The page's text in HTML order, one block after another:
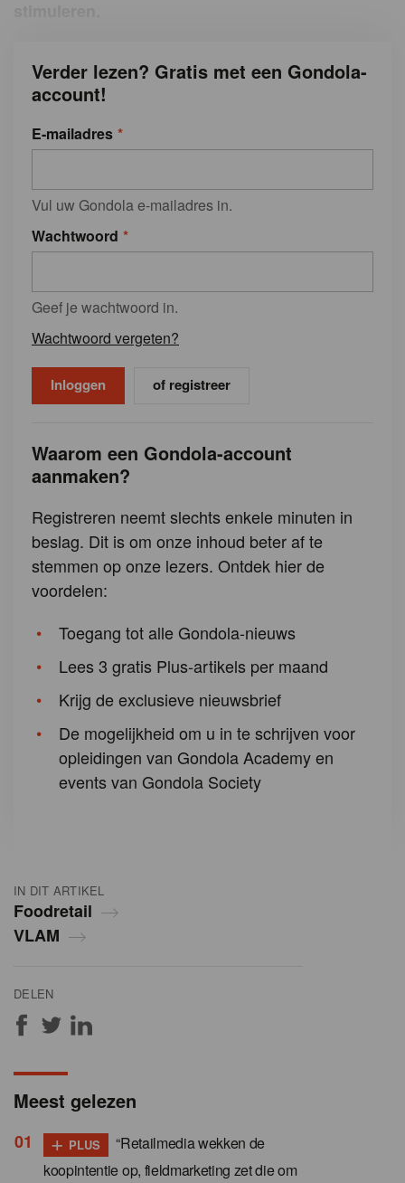
IN DIT ARTIKEL
Foodretail
VLAM
DELEN
Verder lezen? Gratis met een Gondola-
account!
E-mailadres
Vul uw Gondola e-mailadres in.
Wachtwoord
Geef je wachtwoord in.
Wachtwoord vergeten?
of registreer
Waarom een Gondola-account
aanmaken?
Registreren neemt slechts enkele minuten in
beslag. Dit is om onze inhoud beter af te
stemmen op onze lezers. Ontdek hier de
voordelen:
Toegang tot alle Gondola-nieuws
Lees 3 gratis Plus-artikels per maand
Krijg de exclusieve nieuwsbrief
De mogelijkheid om u in te schrijven voor
opleidingen van Gondola Academy en
events van Gondola Society
Meest gelezen
+ PLUS
“Retailmedia wekken de
koopintentie op, fieldmarketing zet die om